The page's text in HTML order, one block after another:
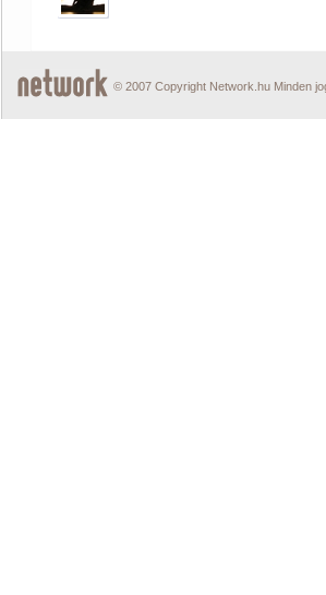
© 2007 Copyright Network.hu Minden